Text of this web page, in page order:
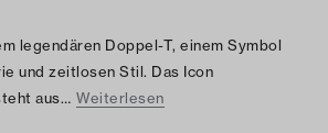
legendären Doppel-T, einem Symbol
und zeitlosen Stil. Das Icon
aus… Weiterlesen